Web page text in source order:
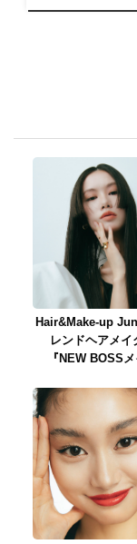
Hair&Make-up
レンドヘアメイ
『NEW BOSSメ